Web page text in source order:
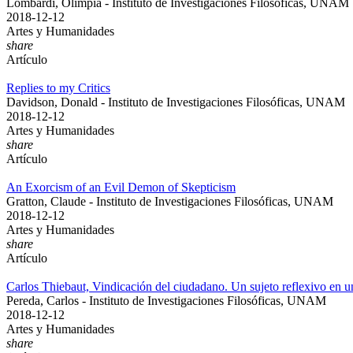
Lombardi, Olimpia - Instituto de Investigaciones Filosóficas, UNAM
2018-12-12
Artes y Humanidades
share
Artículo
Replies to my Critics
Davidson, Donald - Instituto de Investigaciones Filosóficas, UNAM
2018-12-12
Artes y Humanidades
share
Artículo
An Exorcism of an Evil Demon of Skepticism
Gratton, Claude - Instituto de Investigaciones Filosóficas, UNAM
2018-12-12
Artes y Humanidades
share
Artículo
Carlos Thiebaut, Vindicación del ciudadano. Un sujeto reflexivo en
Pereda, Carlos - Instituto de Investigaciones Filosóficas, UNAM
2018-12-12
Artes y Humanidades
share